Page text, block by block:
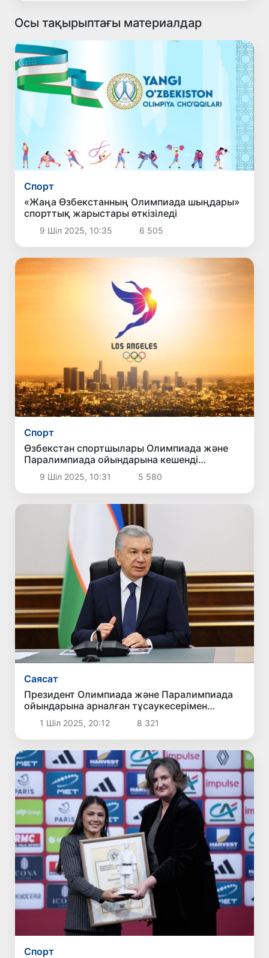
Осы тақырыптағы материалдар
Спорт
«Жаңа Өзбекстанның Олимпиада шыңдары»
спорттық жарыстары өткізіледі
9 Шіл 2025, 10:35 6 505
Спорт
Өзбекстан спортшылары Олимпиада және
Паралимпиада ойындарына кешенді
дайындалады
9 Шіл 2025, 10:31 5 580
Саясат
Президент Олимпиада және Паралимпиада
ойындарына арналған тұсаукесерімен
танысты
1 Шіл 2025, 20:12 8 321
Спорт